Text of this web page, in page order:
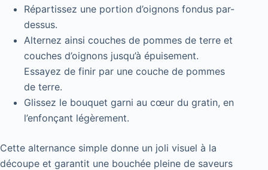
Répartissez une portion d’oignons fondus par-
dessus.
Alternez ainsi couches de pommes de terre et
couches d’oignons jusqu’à épuisement.
Essayez de finir par une couche de pommes
de terre.
Glissez le bouquet garni au cœur du gratin, en
l’enfonçant légèrement.
Cette alternance simple donne un joli visuel à la
découpe et garantit une bouchée pleine de saveurs